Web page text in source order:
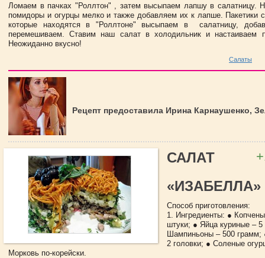
Ломаем в пачках "Роллтон" , затем высыпаем лапшу в салатницу.
помидоры и огурцы мелко и также добавляем их к лапше. Пакетики
которые находятся в "Роллтоне" высыпаем в салатницу,
перемешиваем. Ставим наш салат в холодильник и настаиваем
Неожиданно вкусно!
Салаты
Рецепт предоставила Ирина Карнаушенко,
САЛАТ
«ИЗАБЕЛЛА»
Способ приготовления:
1. Ингредиенты: ●
штуки; ● Яйца куриные –
Шампиньоны – 500 грамм;
2 головки; ● Соленые
Морковь по-корейски.